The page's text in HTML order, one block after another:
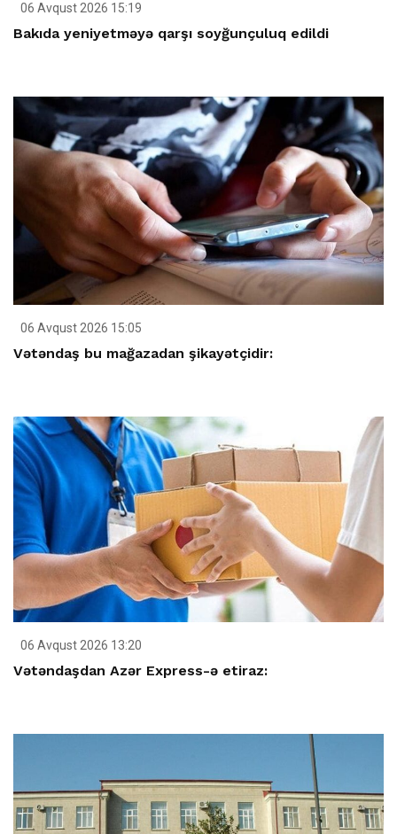
06 Avqust 2026 15:19
Bakıda yeniyetməyə qarşı soyğunçuluq edildi
06 Avqust 2026 15:05
Vətəndaş bu mağazadan şikayətçidir:
06 Avqust 2026 13:20
Vətəndaşdan Azər Express-ə etiraz: